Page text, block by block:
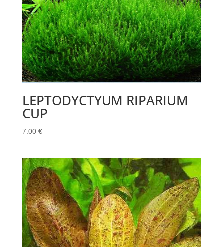
LEPTODYCTYUM RIPARIUM
CUP
7.00 €